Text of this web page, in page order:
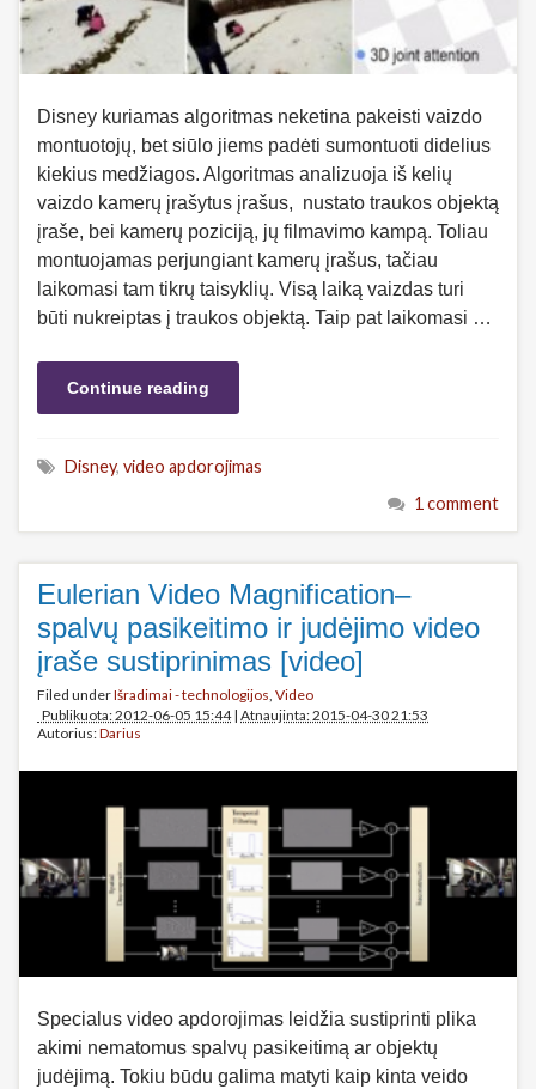
Disney kuriamas algoritmas neketina pakeisti vaizdo
montuotojų, bet siūlo jiems padėti sumontuoti didelius
kiekius medžiagos. Algoritmas analizuoja iš kelių
vaizdo kamerų įrašytus įrašus, nustato traukos objektą
įraše, bei kamerų poziciją, jų filmavimo kampą. Toliau
montuojamas perjungiant kamerų įrašus, tačiau
laikomasi tam tikrų taisyklių. Visą laiką vaizdas turi
būti nukreiptas į traukos objektą. Taip pat laikomasi …
Continue reading
Disney, video apdorojimas
1 comment
Eulerian Video Magnification–
spalvų pasikeitimo ir judėjimo video
įraše sustiprinimas [video]
Filed underIšradimai - technologijos, Video
Publikuota: 2012-06-05 15:44| Atnaujinta: 2015-04-30 21:53
Autorius:Darius
Specialus video apdorojimas leidžia sustiprinti plika
akimi nematomus spalvų pasikeitimą ar objektų
judėjimą. Tokiu būdu galima matyti kaip kinta veido